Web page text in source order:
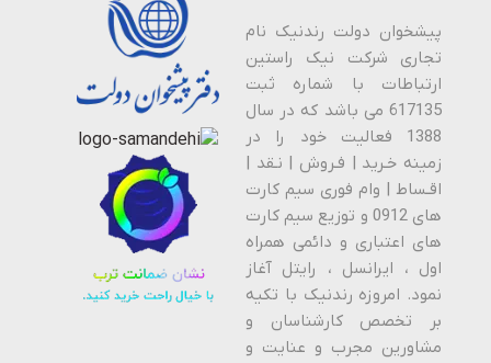
پیشخوان دولت رندنیک نام
تجاری شرکت نیک راستین
ارتباطات با شماره ثبت
617135 می باشد که در سال
1388 فعالیت خود را در
زمینه خـرید | فـروش | نـقد |
اقـساط | وام فوری سیم کارت
های 0912 و توزیع سیم کارت
های اعتباری و دائمی همراه
اول ، ایرانسل ، رایتل آغاز
نمود. امروزه رندنیک با تکیه
بر تخصص کارشناسان و
مشاورین مجرب و عنایت و